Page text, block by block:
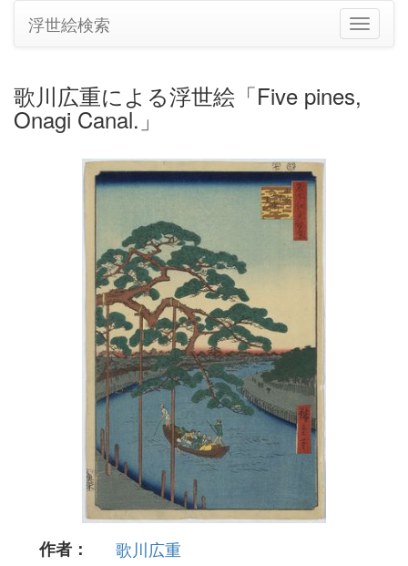
ナ
ビ
シ
浮世絵検索
歌川広重による浮世絵「Five pines,
Onagi Canal.」
作者：
歌川広重